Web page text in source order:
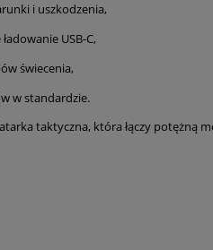
i uszkodzenia,
USB-C,
świecenia,
w standardzie.
taktyczna, która łączy potężną